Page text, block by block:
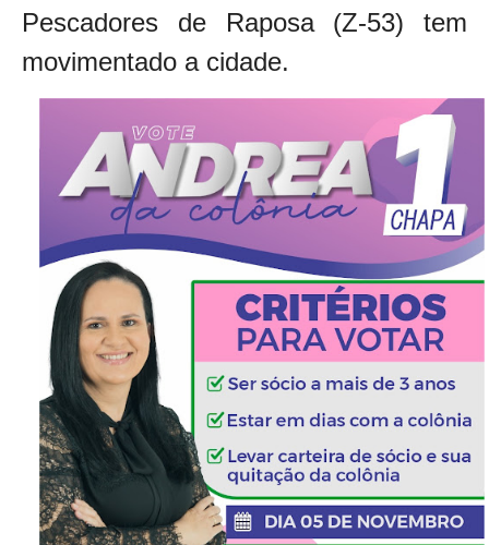
Pescadores de Raposa (Z-53) tem
movimentado a cidade.